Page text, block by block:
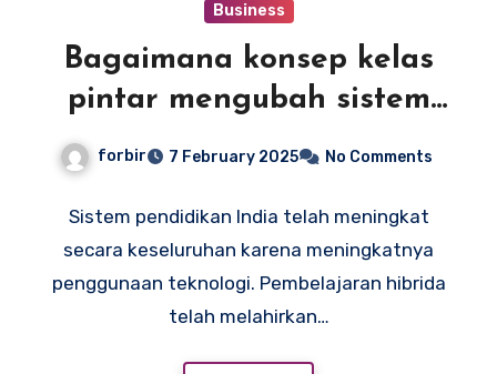
Business
Bagaimana konsep kelas
pintar mengubah sistem
forbir 7 February 2025 No Comments
Sistem pendidikan India telah meningkat
secara keseluruhan karena meningkatnya
penggunaan teknologi. Pembelajaran hibrida
telah melahirkan…